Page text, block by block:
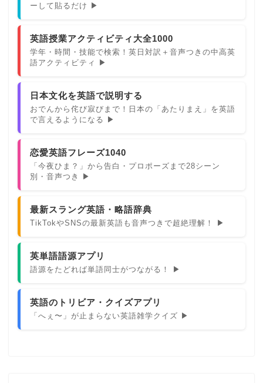
ーして貼るだけ ▶
英語授業アクティビティ大全1000
学年・時間・技能で検索！英日対訳＋音声つきの中高英
語アクティビティ ▶
日本文化を英語で説明する
おでんから侘び寂びまで！日本の「あたりまえ」を英語
で言えるようになる ▶
恋愛英語フレーズ1040
「今夜ひま？」から告白・プロポーズまで28シーン
別・音声つき ▶
最新スラング英語・略語辞典
TikTokやSNSの最新英語も音声つきで超絶理解！ ▶
英単語語源アプリ
語源をたどれば単語同士がつながる！ ▶
英語のトリビア・クイズアプリ
「へぇ〜」が止まらない英語雑学クイズ ▶